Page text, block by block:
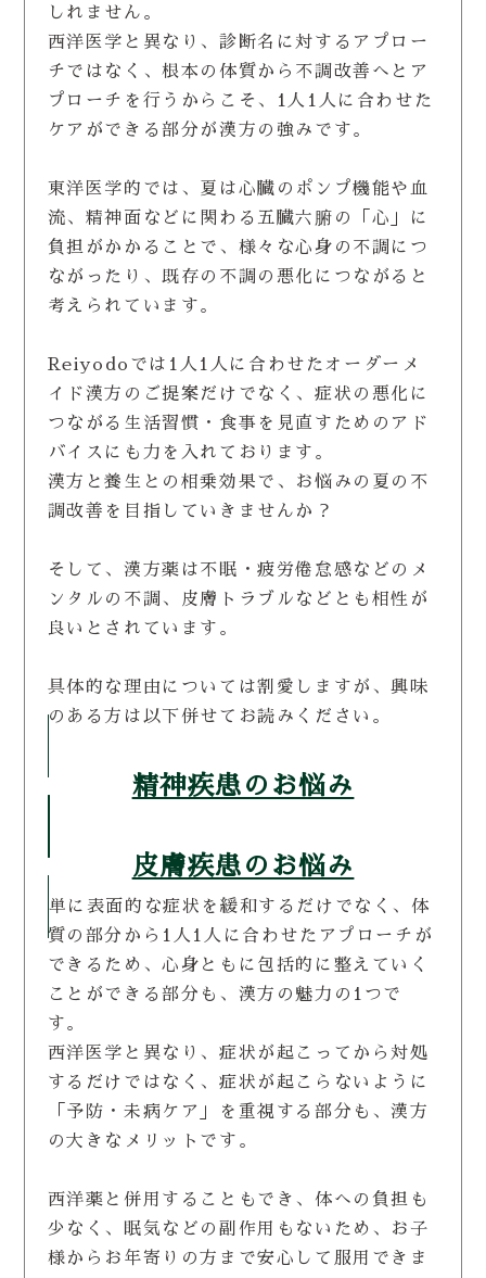
しれません。
西洋医学と異なり、診断名に対するアプロー
チではなく、根本の体質から不調改善へとア
プローチを行うからこそ、1人1人に合わせた
ケアができる部分が漢方の強みです。
東洋医学的では、夏は心臓のポンプ機能や血
流、精神面などに関わる五臓六腑の「心」に
負担がかかることで、様々な心身の不調につ
ながったり、既存の不調の悪化につながると
考えられています。
Reiyodoでは1人1人に合わせたオーダーメ
イド漢方のご提案だけでなく、症状の悪化に
つながる生活習慣・食事を見直すためのアド
バイスにも力を入れております。
漢方と養生との相乗効果で、お悩みの夏の不
調改善を目指していきませんか？
そして、漢方薬は不眠・疲労倦怠感などのメ
ンタルの不調、皮膚トラブルなどとも相性が
良いとされています。
具体的な理由については割愛しますが、興味
のある方は以下併せてお読みください。
精神疾患のお悩み
皮膚疾患のお悩み
単に表面的な症状を緩和するだけでなく、体
質の部分から1人1人に合わせたアプローチが
できるため、心身ともに包括的に整えていく
ことができる部分も、漢方の魅力の1つで
す。
西洋医学と異なり、症状が起こってから対処
するだけではなく、症状が起こらないように
「予防・未病ケア」を重視する部分も、漢方
の大きなメリットです。
西洋薬と併用することもでき、体への負担も
少なく、眠気などの副作用もないため、お子
様からお年寄りの方まで安心して服用できま